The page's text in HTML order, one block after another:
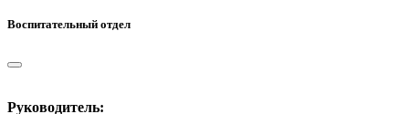
Воспитательный отдел
Руководитель: